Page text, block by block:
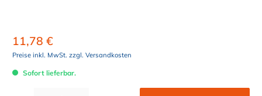
11,78 €
Preise inkl. MwSt. zzgl. Versandkosten
Sofort lieferbar.
Produkt Anzahl: Gib den gewünschten Wert ein oder benutze die Schaltflächen um die Anzahl